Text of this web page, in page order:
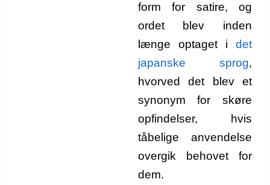
form for satire, og
ordet blev inden
længe optaget i det
japanske sprog,
hvorved det blev et
synonym for skøre
opfindelser, hvis
tåbelige anvendelse
overgik behovet for
dem.